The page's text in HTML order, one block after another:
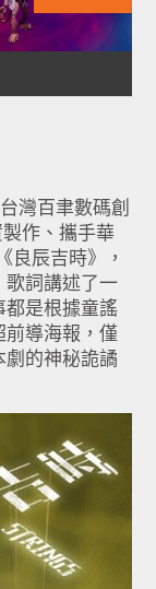
灣百聿數碼創
作、攜手華
良辰吉時》，
歌詞講述了一
都是根據童謠
前導海報，僅
的神秘詭譎